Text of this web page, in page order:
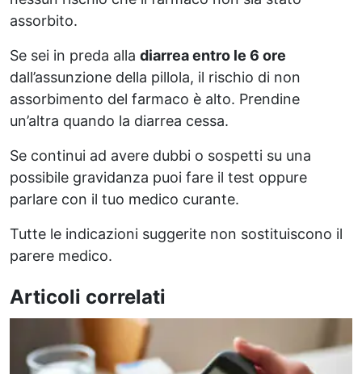
assorbito.
Se sei in preda alla diarrea entro le 6 ore
dall’assunzione della pillola, il rischio di non
assorbimento del farmaco è alto. Prendine
un’altra quando la diarrea cessa.
Se continui ad avere dubbi o sospetti su una
possibile gravidanza puoi fare il test oppure
parlare con il tuo medico curante.
Tutte le indicazioni suggerite non sostituiscono il
parere medico.
Articoli correlati